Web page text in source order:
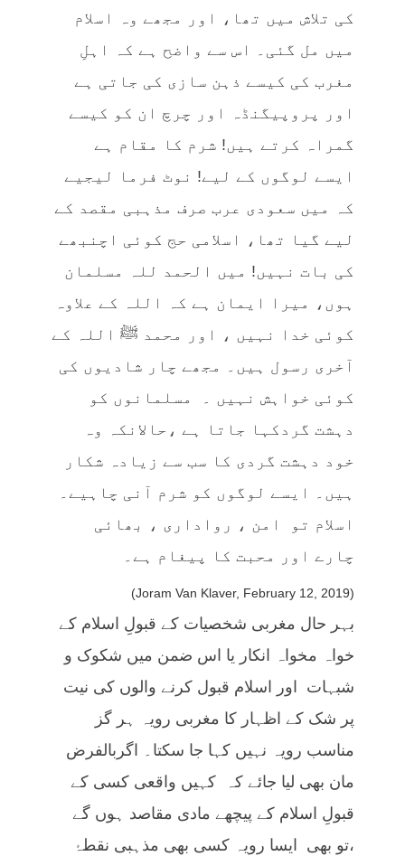
کی تلاش میں تھا، اور مجھے وہ اسلام
میں مل گئی۔ اس سے واضح ہے کہ اہلِ
مغرب کی کیسے ذہن سازی کی جاتی ہے
اور پروپیگنڈہ اور چرچ ان کو کیسے
گمراہ کرتے ہیں! شرم کا مقام ہے
ایسے لوگوں کے لیے! نوٹ فرما لیجیے
کہ میں سعودی عرب صرف مذہبی مقصد کے
لیے گیا تھا، اسلامی حج کوئی اچنبھے
کی بات نہیں! میں الحمد للہ مسلمان
ہوں، میرا ایمان ہے کہ اللہ کے علاوہ
کوئی خدا نہیں ، اور محمد ﷺ اللہ کے
آخری رسول ہیں۔ مجھے چار شادیوں کی
کوئی خواہش نہیں ۔ مسلمانوں کو
دہشت گردکہا جاتا ہے ،حالانکہ وہ
خود دہشت گردی کا سب سے زیادہ شکار
ہیں۔ ایسے لوگوں کو شرم آنی چاہیے۔
اسلام تو امن ، رواداری ، بھائی
چارے اور محبت کا پیغام ہے۔
(Joram Van Klaver, February 12, 2019)
بہر حال مغربی شخصیات کے قبولِ اسلام کے
خواہ مخواہ انکار یا اس ضمن میں شکوک و
شبہات اور اسلام قبول کرنے والوں کی نیت
پر شک کے اظہار کا مغربی رویہ ہر گز
مناسب رویہ نہیں کہا جا سکتا۔ اگربالفرض
مان بھی لیا جائے کہ کہیں واقعی کسی کے
قبولِ اسلام کے پیچھے مادی مقاصد ہوں گے
،تو بھی ایسا رویہ کسی بھی مذہبی نقطۂ